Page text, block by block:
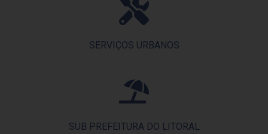
SERVIÇOS URBANOS
SUB PREFEITURA DO LITORAL